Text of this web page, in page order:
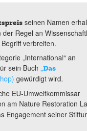
seinen Namen
Regel an
verbreiten.
„International“ an
sein Buch „Das
gewürdigt wird.
EU-Umweltkommissar
am Nature Restoration
Engagement seiner